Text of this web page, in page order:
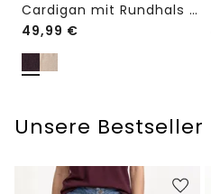
Cardigan mit Rundhals und Knöpfen
49,99 €
Unsere Bestseller